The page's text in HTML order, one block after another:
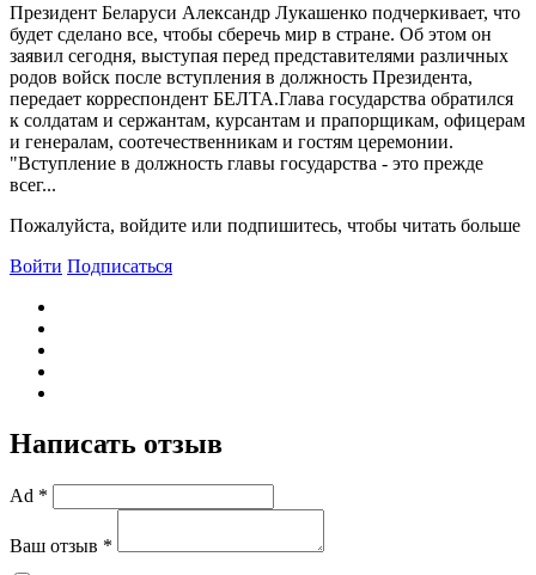
Президент Беларуси Александр Лукашенко подчеркивает, что
будет сделано все, чтобы сберечь мир в стране. Об этом он
заявил сегодня, выступая перед представителями различных
родов войск после вступления в должность Президента,
передает корреспондент БЕЛТА.Глава государства обратился
к солдатам и сержантам, курсантам и прапорщикам, офицерам
и генералам, соотечественникам и гостям церемонии.
"Вступление в должность главы государства - это прежде
всег...
Пожалуйста, войдите или подпишитесь, чтобы читать больше
Войти Подписаться
Написать отзыв
Ad *
Ваш отзыв *